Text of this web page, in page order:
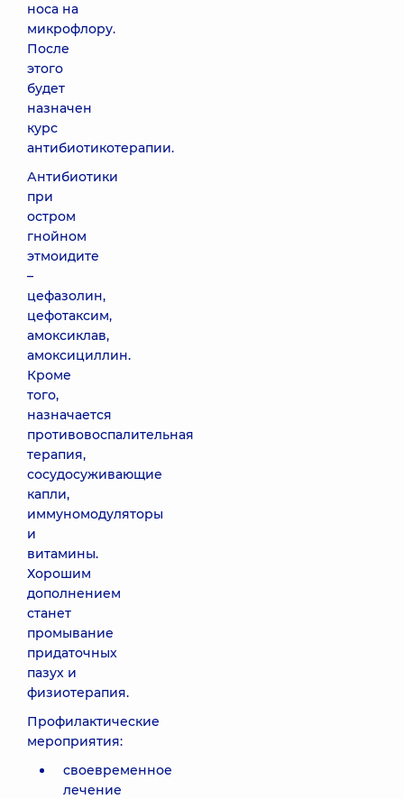
носа на
микрофлору.
После
этого
будет
назначен
курс
антибиотикотерапии.
Антибиотики
при
остром
гнойном
этмоидите
–
цефазолин,
цефотаксим,
амоксиклав,
амоксициллин.
Кроме
того,
назначается
противовоспалительная
терапия,
сосудосуживающие
капли,
иммуномодуляторы
и
витамины.
Хорошим
дополнением
станет
промывание
придаточных
пазух и
физиотерапия.
Профилактические
мероприятия:
своевременное
лечение